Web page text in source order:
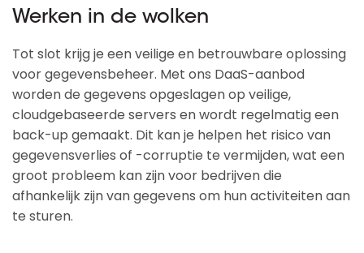
Werken in de wolken
Tot slot krijg je een veilige en betrouwbare oplossing
voor gegevensbeheer. Met ons DaaS-aanbod
worden de gegevens opgeslagen op veilige,
cloudgebaseerde servers en wordt regelmatig een
back-up gemaakt. Dit kan je helpen het risico van
gegevensverlies of -corruptie te vermijden, wat een
groot probleem kan zijn voor bedrijven die
afhankelijk zijn van gegevens om hun activiteiten aan
te sturen.